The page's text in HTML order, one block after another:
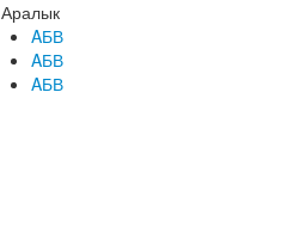
Аралык
AБВ
AБВ
AБВ